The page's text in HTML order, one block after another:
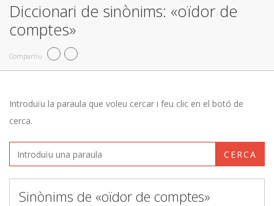
Diccionari de sinònims: «oïdor de
comptes»
Compartiu
Introduïu la paraula que voleu cercar i feu clic en el botó de
cerca.
CERCA
Sinònims de «oïdor de comptes»